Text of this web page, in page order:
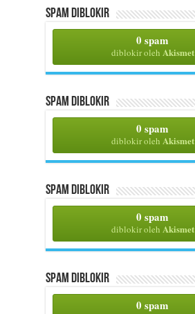
Spam Diblokir
0 spam
diblokir oleh Akismet
Spam Diblokir
0 spam
diblokir oleh Akismet
Spam Diblokir
0 spam
diblokir oleh Akismet
Spam Diblokir
0 spam